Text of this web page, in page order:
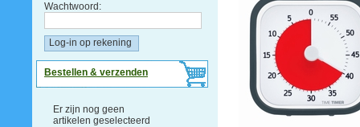
Wachtwoord:
Bestellen & verzenden
Er zijn nog geen
artikelen geselecteerd